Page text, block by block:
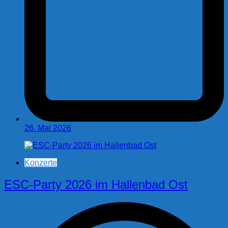
26. Mai 2026
Konzerte
ESC-Party 2026 im Hallenbad Ost